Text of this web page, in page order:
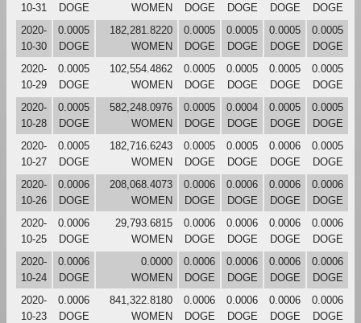
10-31
DOGE
WOMEN
DOGE
DOGE
DOGE
DOGE
2020-
10-30
0.0005
DOGE
182,281.8220
WOMEN
0.0005
DOGE
0.0005
DOGE
0.0005
DOGE
0.0005
DOGE
2020-
10-29
0.0005
DOGE
102,554.4862
WOMEN
0.0005
DOGE
0.0005
DOGE
0.0005
DOGE
0.0005
DOGE
2020-
10-28
0.0005
DOGE
582,248.0976
WOMEN
0.0005
DOGE
0.0004
DOGE
0.0005
DOGE
0.0005
DOGE
2020-
10-27
0.0005
DOGE
182,716.6243
WOMEN
0.0005
DOGE
0.0005
DOGE
0.0006
DOGE
0.0005
DOGE
2020-
10-26
0.0006
DOGE
208,068.4073
WOMEN
0.0006
DOGE
0.0006
DOGE
0.0006
DOGE
0.0006
DOGE
2020-
10-25
0.0006
DOGE
29,793.6815
WOMEN
0.0006
DOGE
0.0006
DOGE
0.0006
DOGE
0.0006
DOGE
2020-
10-24
0.0006
DOGE
0.0000
WOMEN
0.0006
DOGE
0.0006
DOGE
0.0006
DOGE
0.0006
DOGE
2020-
10-23
0.0006
DOGE
841,322.8180
WOMEN
0.0006
DOGE
0.0006
DOGE
0.0006
DOGE
0.0006
DOGE